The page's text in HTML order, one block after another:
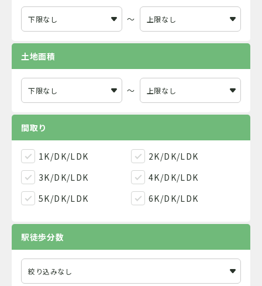
～
土地面積
～
間取り
1K/DK/LDK
2K/DK/LDK
3K/DK/LDK
4K/DK/LDK
5K/DK/LDK
6K/DK/LDK
駅徒歩分数